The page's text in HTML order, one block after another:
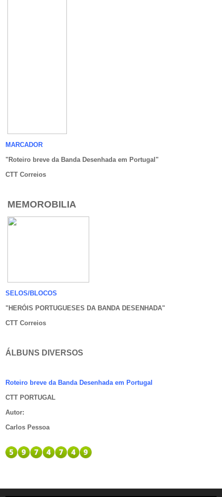
MARCADOR
"Roteiro breve da Banda Desenhada em Portugal "
CTT Correios
MEMOROBILIA
SELOS/BLOCOS
"HERÓIS PORTUGUESES DA BANDA DESENHADA"
CTT Correios
ÁLBUNS DIVERSOS
Roteiro breve da Banda Desenhada em Portugal
CTT PORTUGAL
Autor:
Carlos Pessoa